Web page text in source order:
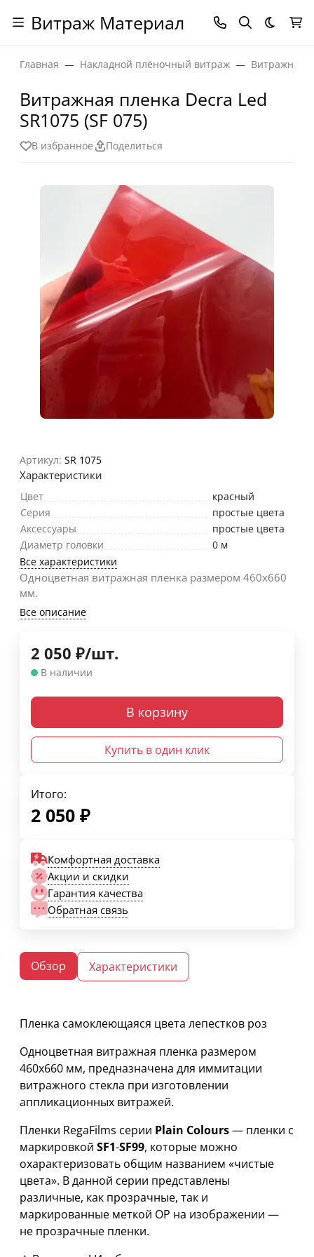
Витраж Материал Темная
Главная Накладной плёночный витраж Витражная
Витражная пленка Decra Led
SR1075 (SF 075)
В избранное Поделиться
Артикул: SR 1075
Характеристики
Цвет
красный
Серия
простые цвета
Аксессуары
простые цвета
Диаметр головки
0 м
Все характеристики
Одноцветная витражная пленка размером 460х660
мм.
Все описание
2 050 ₽/шт.
В наличии
В корзину
Купить в один клик
Итого:
2 050 ₽
Комфортная доставка
Акции и скидки
Гарантия качества
Обратная связь
Обзор Характеристики
Пленка самоклеющаяся цвета лепестков роз
Одноцветная витражная пленка размером
460х660 мм, предназначена для иммитации
витражного стекла при изготовлении
аппликационных витражей.
Пленки RegaFilms серии Plain Colours— пленки с
маркировкой SF1-SF99, которые можно
охарактеризовать общим названием «чистые
цвета». В данной серии представлены
различные, как прозрачные, так и
маркированные меткой OP на изображении —
не прозрачные пленки.